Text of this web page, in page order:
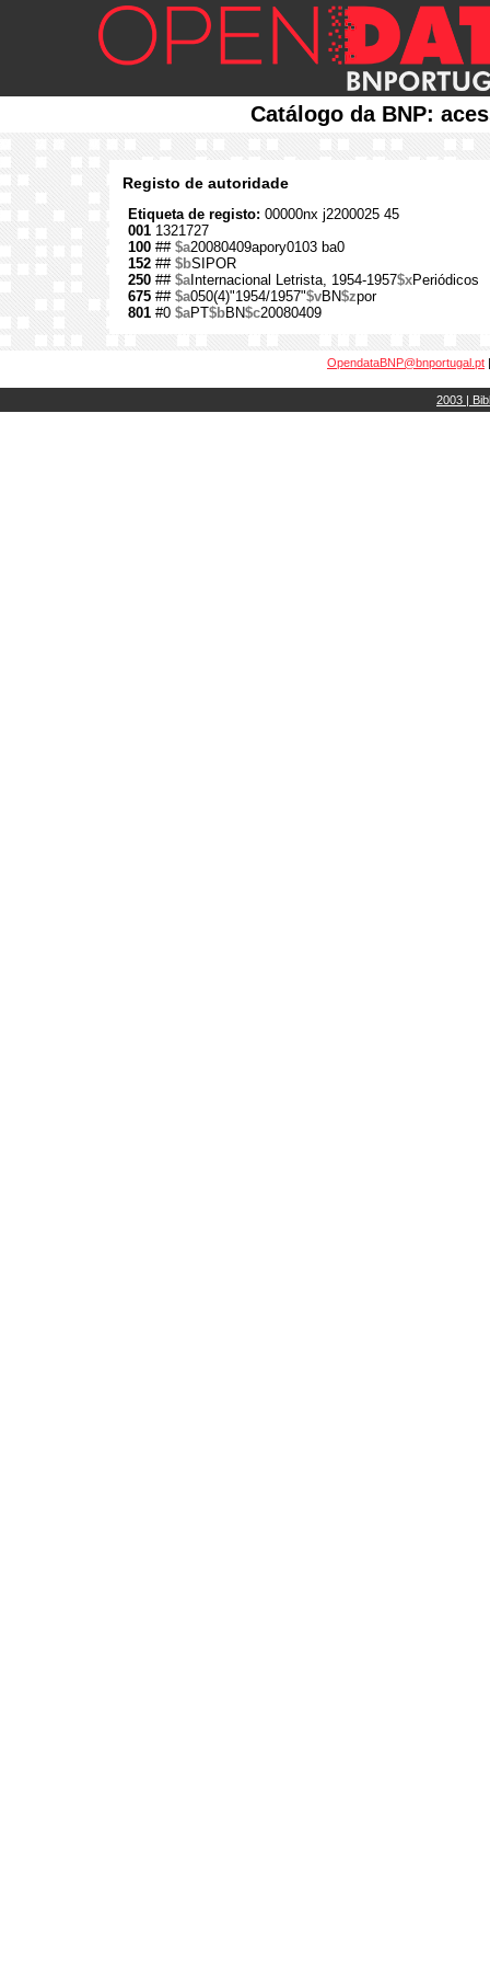
Catálogo da BNP:
Registo de autoridade
Etiqueta de registo: 00000nx j2200025 45
001 1321727
100 ## $a20080409apory0103 ba0
152 ## $bSIPOR
250 ## $aInternacional Letrista, 1954-1957$xPeriódicos
675 ## $a050(4)"1954/1957"$vBN$zpor
801 #0 $aPT$bBN$c20080409
OpendataBNP@bnportugal.pt
2003 |